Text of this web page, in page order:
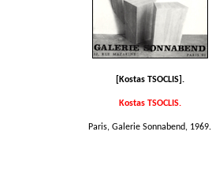
[Kostas TSOCLIS].
Kostas TSOCLIS.
Paris, Galerie Sonnabend, 1969.